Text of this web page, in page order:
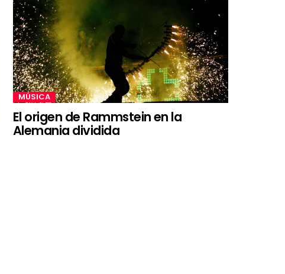
MÚSICA
El origen de Rammstein en la
Alemania dividida